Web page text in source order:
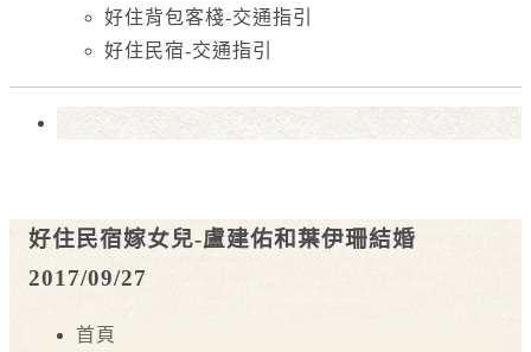
好住背包客棧-交通指引
好住民宿-交通指引
好住民宿嫁女兒-盧建佑和葉伊珊結婚
2017/09/27
首頁